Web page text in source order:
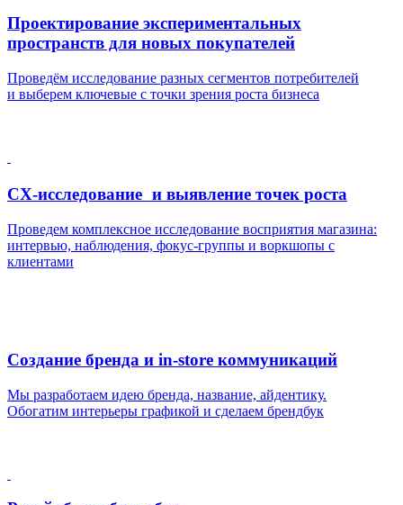
Проектирование экспериментальных
пространств для новых покупателей
Проведём исследование разных сегментов потребителей
и выберем ключевые с точки зрения роста бизнеса
CX-исследование и выявление точек роста
Проведем комплексное исследование восприятия магазина:
интервью, наблюдения, фокус-группы и воркшопы с
клиентами
Создание бренда и in-store коммуникаций
Мы разработаем идею бренда, название, айдентику.
Обогатим интерьеры графикой и сделаем брендбук